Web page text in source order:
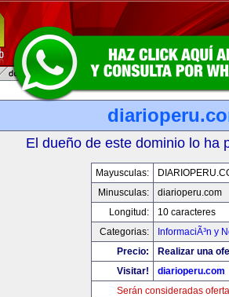
El dueño de este dominio lo ha
Mayusculas:
Minusculas:
diarioperu.com
Longitud:
10 caracteres
Categorias:
InformaciÃ³n y
Precio:
Realizar una
Visitar!
diarioperu.com
Serán consideradas